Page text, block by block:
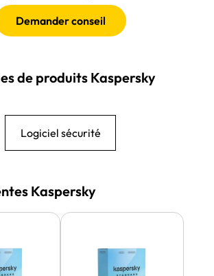
Demander conseil
de produits Kaspersky
Logiciel sécurité
Kaspersky